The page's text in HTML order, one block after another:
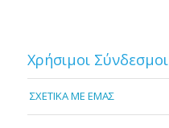
Χρήσιμοι Σύνδεσμοι
ΣΧΕΤΙΚΑ ΜΕ ΕΜΑΣ